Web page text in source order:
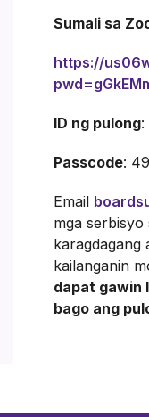
Sumali sa
https://
ID ng pulong:
Passcode:
Email
mga serbisyo
karagdagang
kailanganin
dapat gawin
bago ang